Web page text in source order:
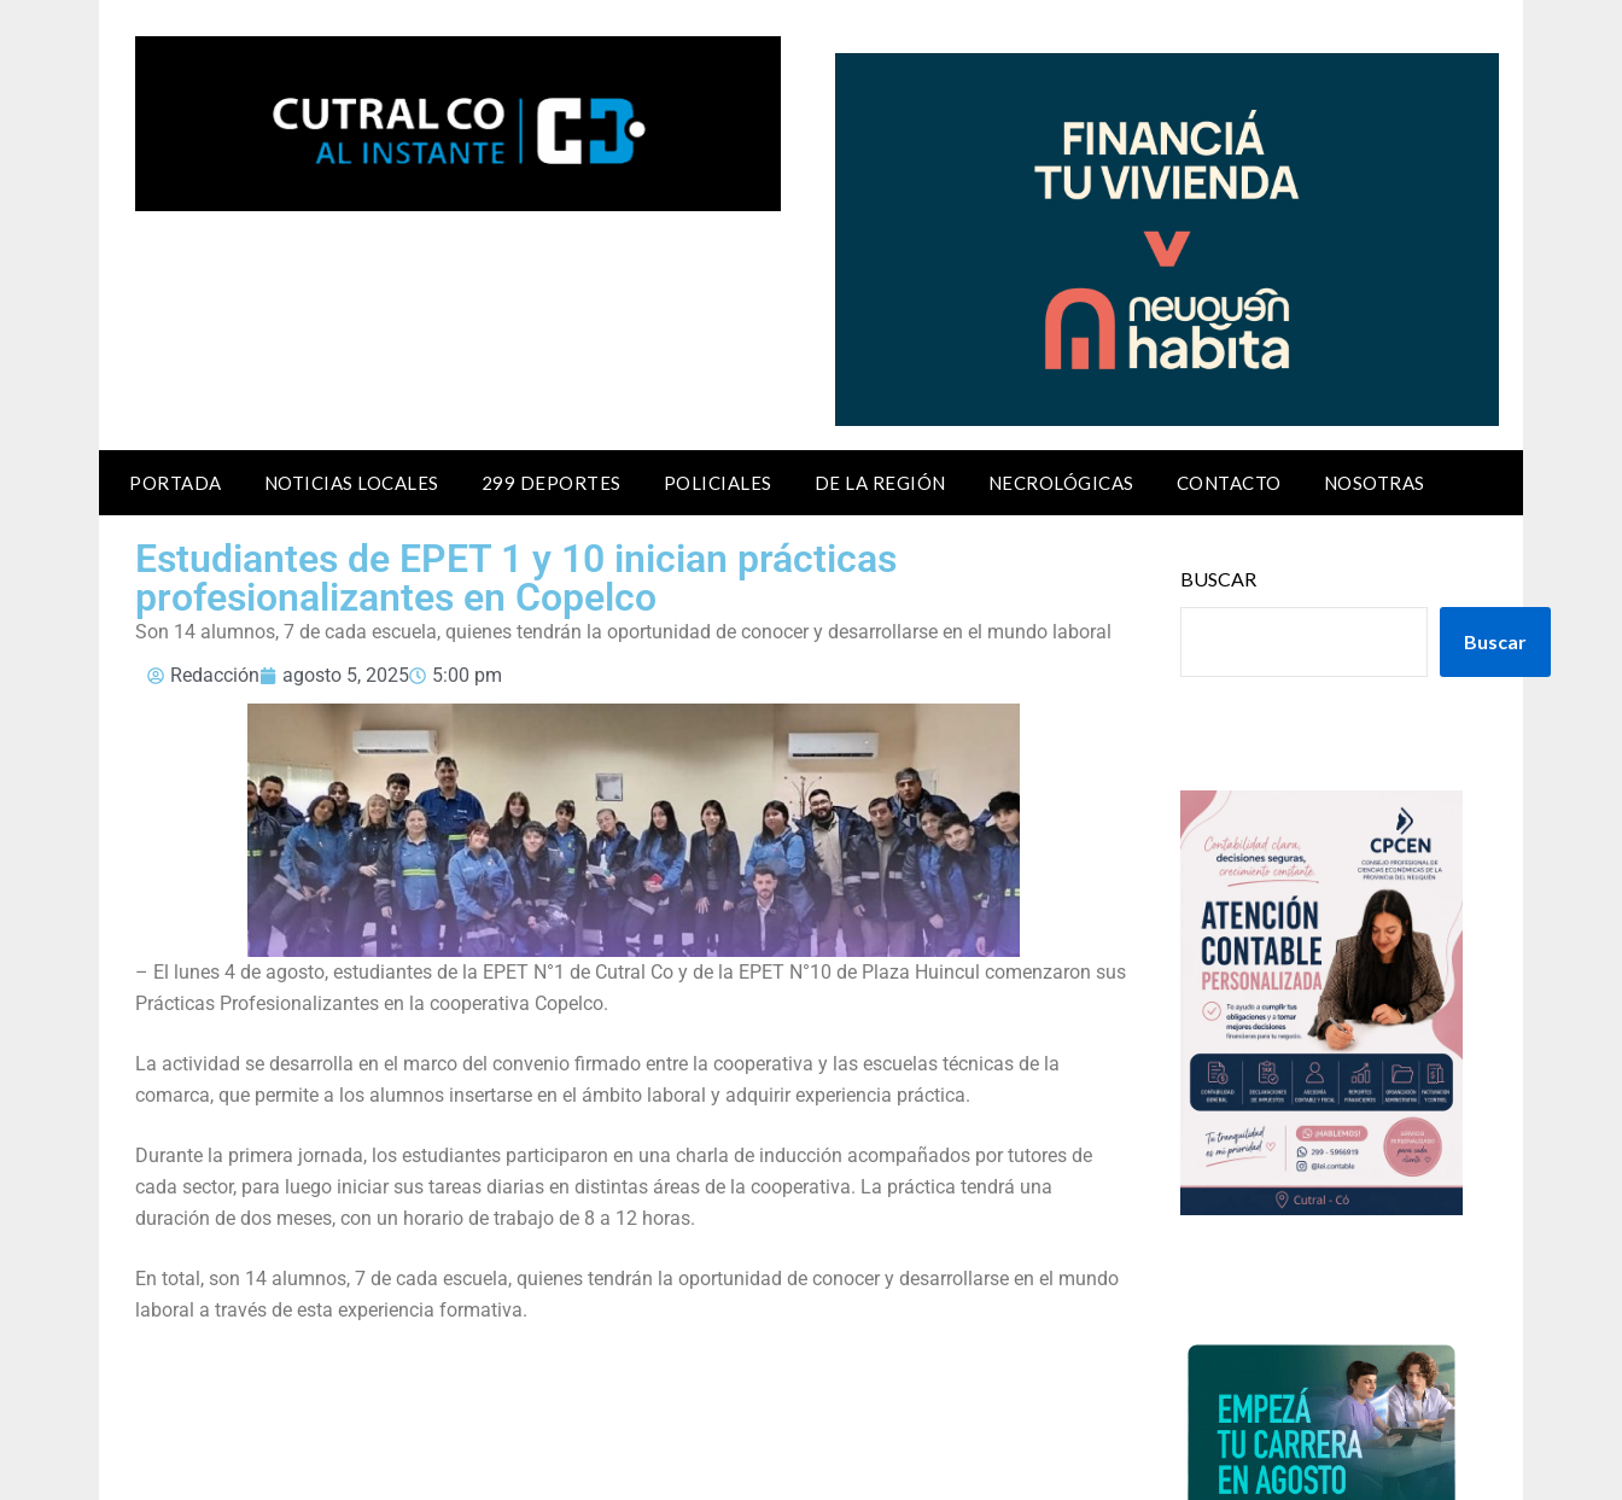
PORTADA NOTICIAS LOCALES 299 DEPORTES POLICIALES DE LA REGIÓN NECROLÓGICAS CONTACTO NOSOTRAS
Estudiantes de EPET 1 y 10 inician prácticas
profesionalizantes en Copelco
Son 14 alumnos, 7 de cada escuela, quienes tendrán la oportunidad de conocer y desarrollarse en el mundo laboral
Redacción
agosto 5, 2025 5:00 pm
– El lunes 4 de agosto, estudiantes de la EPET N°1 de Cutral Co y de la EPET N°10 de Plaza Huincul comenzaron sus
Prácticas Profesionalizantes en la cooperativa Copelco.
La actividad se desarrolla en el marco del convenio firmado entre la cooperativa y las escuelas técnicas de la
comarca, que permite a los alumnos insertarse en el ámbito laboral y adquirir experiencia práctica.
Durante la primera jornada, los estudiantes participaron en una charla de inducción acompañados por tutores de
cada sector, para luego iniciar sus tareas diarias en distintas áreas de la cooperativa. La práctica tendrá una
duración de dos meses, con un horario de trabajo de 8 a 12 horas.
En total, son 14 alumnos, 7 de cada escuela, quienes tendrán la oportunidad de conocer y desarrollarse en el mundo
laboral a través de esta experiencia formativa.
BUSCAR
Buscar